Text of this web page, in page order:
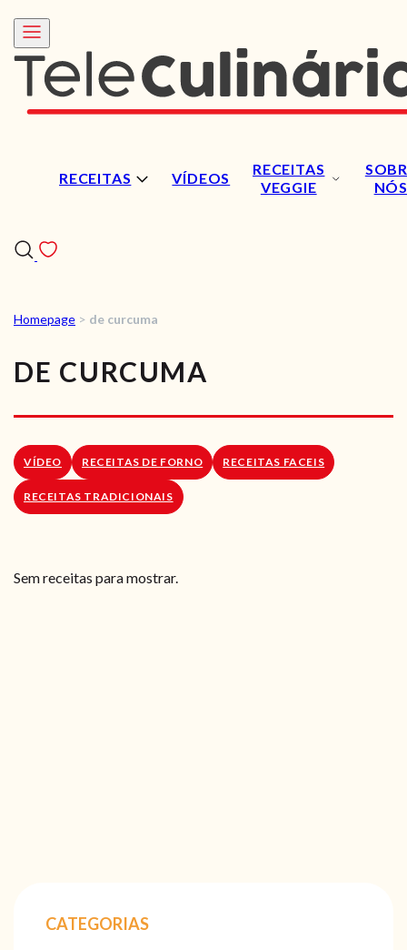
RECEITAS VÍDEOS
RECEITAS
VEGGIE
NÓS
VÍDEOS
RECEITAS VEGGIE
SOBRE NÓS
LOJA ONLINE
Homepage > de curcuma
DE CURCUMA
VÍDEO RECEITAS DE FORNO RECEITAS FACEIS
RECEITAS TRADICIONAIS
Sem receitas para mostrar.
CATEGORIAS